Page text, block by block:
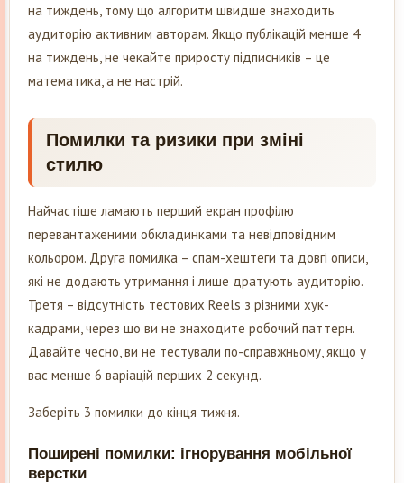
на тиждень, тому що алгоритм швидше знаходить
аудиторію активним авторам. Якщо публікацій менше 4
на тиждень, не чекайте приросту підписників – це
математика, а не настрій.
Помилки та ризики при зміні
стилю
Найчастіше ламають перший екран профілю
перевантаженими обкладинками та невідповідним
кольором. Друга помилка – спам-хештеги та довгі описи,
які не додають утримання і лише дратують аудиторію.
Третя – відсутність тестових Reels з різними хук-
кадрами, через що ви не знаходите робочий паттерн.
Давайте чесно, ви не тестували по-справжньому, якщо у
вас менше 6 варіацій перших 2 секунд.
Заберіть 3 помилки до кінця тижня.
Поширені помилки: ігнорування мобільної
верстки